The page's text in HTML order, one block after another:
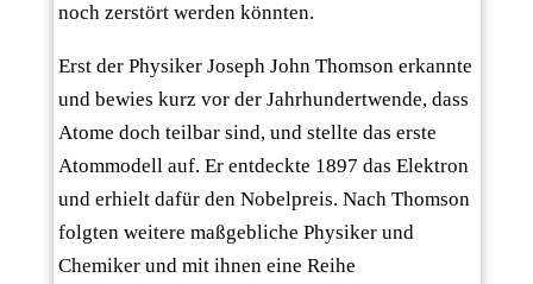
noch zerstört werden könnten.
Erst der Physiker Joseph John Thomson erkannte
und bewies kurz vor der Jahrhundertwende, dass
Atome doch teilbar sind, und stellte das erste
Atommodell auf. Er entdeckte 1897 das Elektron
und erhielt dafür den Nobelpreis. Nach Thomson
folgten weitere maßgebliche Physiker und
Chemiker und mit ihnen eine Reihe